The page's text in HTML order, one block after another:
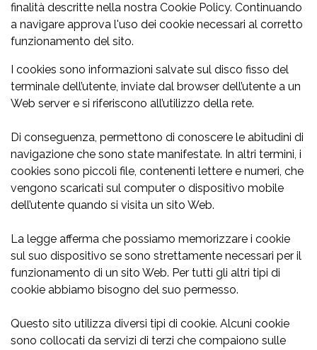
finalità descritte nella nostra Cookie Policy. Continuando
a navigare approva l'uso dei cookie necessari al corretto
funzionamento del sito.
I cookies sono informazioni salvate sul disco fisso del
terminale dell’utente, inviate dal browser dell’utente a un
Web server e si riferiscono all’utilizzo della rete.
Di conseguenza, permettono di conoscere le abitudini di
navigazione che sono state manifestate. In altri termini, i
cookies sono piccoli file, contenenti lettere e numeri, che
vengono scaricati sul computer o dispositivo mobile
dell’utente quando si visita un sito Web.
La legge afferma che possiamo memorizzare i cookie
sul suo dispositivo se sono strettamente necessari per il
funzionamento di un sito Web. Per tutti gli altri tipi di
cookie abbiamo bisogno del suo permesso.
Questo sito utilizza diversi tipi di cookie. Alcuni cookie
sono collocati da servizi di terzi che compaiono sulle